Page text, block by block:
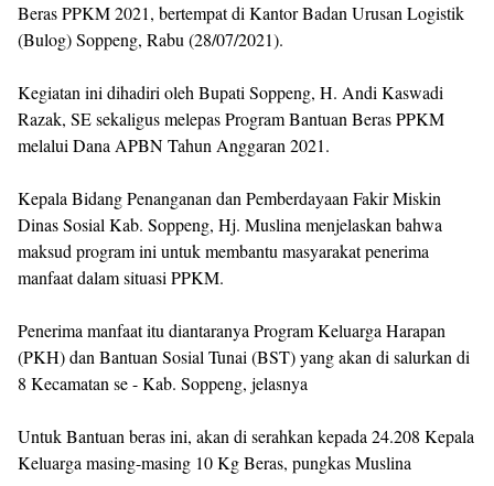
Beras PPKM 2021, bertempat di Kantor Badan Urusan Logistik
(Bulog) Soppeng, Rabu (28/07/2021).
Kegiatan ini dihadiri oleh Bupati Soppeng, H. Andi Kaswadi
Razak, SE sekaligus melepas Program Bantuan Beras PPKM
melalui Dana APBN Tahun Anggaran 2021.
Kepala Bidang Penanganan dan Pemberdayaan Fakir Miskin
Dinas Sosial Kab. Soppeng, Hj. Muslina menjelaskan bahwa
maksud program ini untuk membantu masyarakat penerima
manfaat dalam situasi PPKM.
Penerima manfaat itu diantaranya Program Keluarga Harapan
(PKH) dan Bantuan Sosial Tunai (BST) yang akan di salurkan di
8 Kecamatan se - Kab. Soppeng, jelasnya
Untuk Bantuan beras ini, akan di serahkan kepada 24.208 Kepala
Keluarga masing-masing 10 Kg Beras, pungkas Muslina